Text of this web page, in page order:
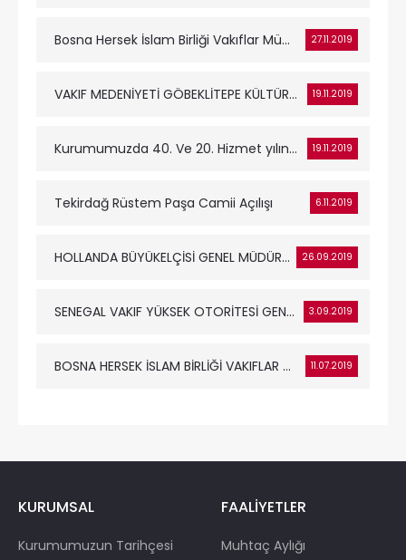
Bosna Hersek İslam Birliği Vakıflar Müdürü Dr. Senaid Zajimovic Genel Müdürümüz Sayın Dr. Adnan Ertem’i Makamı... 27.11.2019
VAKIF MEDENİYETİ GÖBEKLİTEPE KÜLTÜREL MİRAS VE TURİZM FUARINDA TANITILDI. 19.11.2019
Kurumumuzda 40. Ve 20. Hizmet yılını doldurmuş personelimiz için yemekli bir plaket töreni düzenlendi. 19.11.2019
Tekirdağ Rüstem Paşa Camii Açılışı 6.11.2019
HOLLANDA BÜYÜKELÇİSİ GENEL MÜDÜRÜMÜZ SAYIN DR. ADNAN ERTEM’İ MAKAMINDA ZİYARET ETTİ. 26.09.2019
SENEGAL VAKIF YÜKSEK OTORİTESİ GENEL MÜDÜRÜ SAYIN OULIMATE DIOP BAŞKANLIĞINDAKİ HEYET GENEL MÜDÜRLÜĞÜMÜZÜ ZİY... 3.09.2019
BOSNA HERSEK İSLAM BİRLİĞİ VAKIFLAR MÜDÜRÜ SAYIN DR. SENAİD ZAJİMOVİC GENEL MÜDÜRÜMÜZ SAYIN DR. ADNAN ERTEM’İ... 11.07.2019
KURUMSAL
Kurumumuzun Tarihçesi
FAALİYETLER
Muhtaç Aylığı